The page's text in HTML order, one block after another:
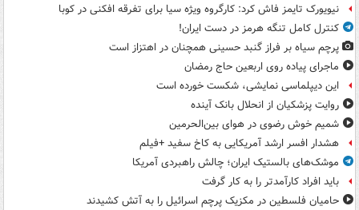
نیویورک تایمز فاش کرد: کارگروه ویژه سیا برای تفرقه افکنی در کوبا
کنترل کامل تنگه هرمز در دست ایران!
پرچم سیاه بر فراز گنبد حسینی همچنان در اهتزاز است
ماجرای پیاده روی اربعین حاج رمضان
این دیپلماسی نمایشی، شکست خورده است
روایت پزشکیان از انحلال بانک آینده
شمیم خوش رضوی در هوای بین‌الحرمین
هشدار افسر ارشد آمریکایی به کاخ سفید +فیلم
موشک‌های بالستیک ایران؛ چالش راهبردی آمریکا
باید افراد کارآمدتر را به کار گرفت
حامیان فلسطین در مکزیک پرچم اسرائیل را به آتش کشیدند